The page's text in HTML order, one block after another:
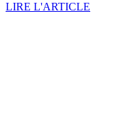
LIRE L'ARTICLE